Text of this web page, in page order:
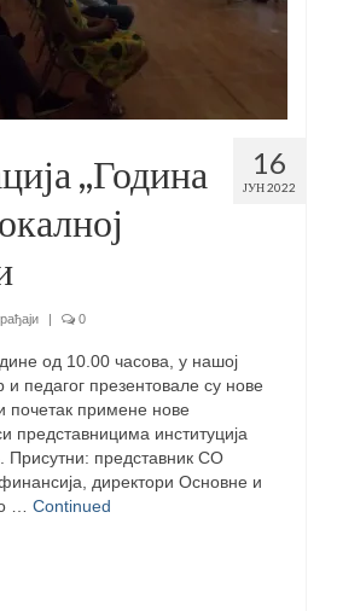
16
ЈУН 2022
,,Година
| 0
од 10.00 часова, у нашој
и педагог презентовале су нове
почетак примене нове
представницима институција
Присутни: представник СО
директори Основне и
… Continued